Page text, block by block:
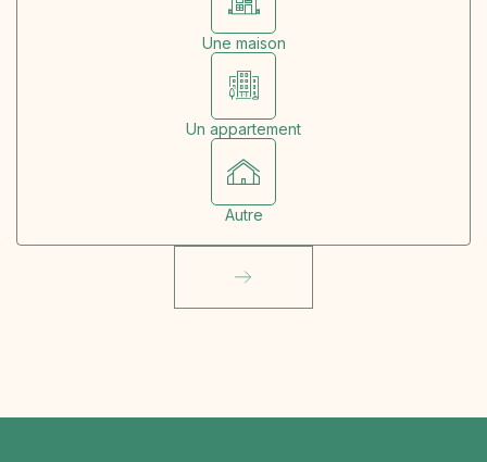
Une maison
Un appartement
Autre